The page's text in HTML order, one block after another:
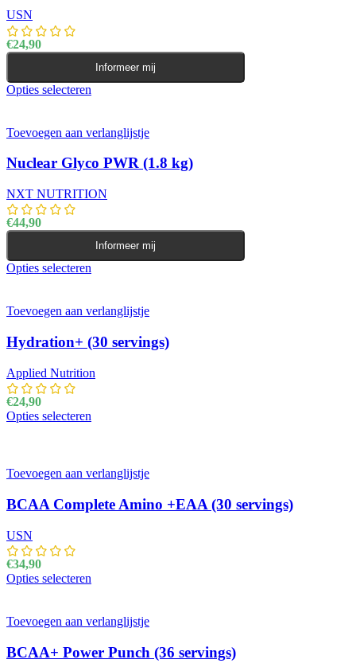
USN
€24,90
Informeer mij
Opties selecteren
Toevoegen aan verlanglijstje
Nuclear Glyco PWR (1.8 kg)
NXT NUTRITION
€44,90
Informeer mij
Opties selecteren
Toevoegen aan verlanglijstje
Hydration+ (30 servings)
Applied Nutrition
€24,90
Opties selecteren
Toevoegen aan verlanglijstje
BCAA Complete Amino +EAA (30 servings)
USN
€34,90
Opties selecteren
Toevoegen aan verlanglijstje
BCAA+ Power Punch (36 servings)